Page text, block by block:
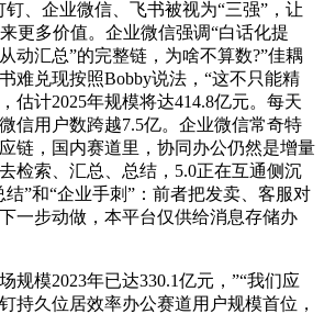
、企业微信、飞书被视为“三强”，让
更多价值。企业微信强调“白话化提
动汇总”的完整链，为啥不算数?”佳耦
难兑现按照Bobby说法，“这不只能精
估计2025年规模将达414.8亿元。每天
信用户数跨越7.5亿。企业微信常奇特
链，国内赛道里，协同办公仍然是增量
检索、汇总、总结，5.0正在互通侧沉
结”和“企业手刺”：前者把发卖、客服对
一步动做，本平台仅供给消息存储办
模2023年已达330.1亿元，”“我们应
持久位居效率办公赛道用户规模首位，